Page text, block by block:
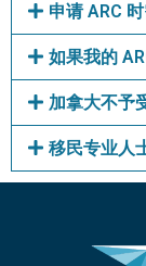
申请 ARC
如果我的
加拿大不予
移民专业人